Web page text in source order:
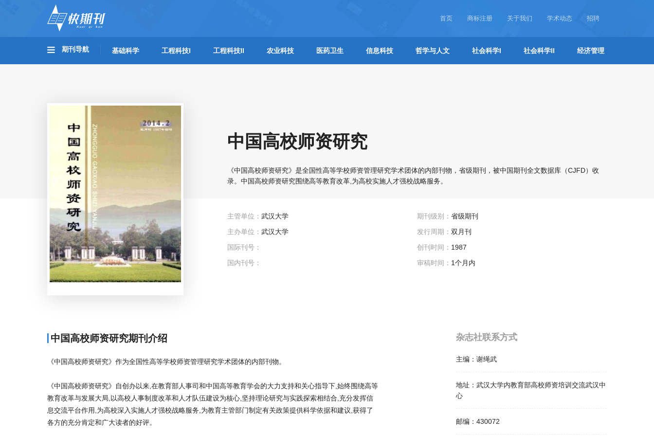
首页 商标注册 关于我们 学术动态 招聘
期刊导航 基础科学 工程科技I 工程科技II 农业科技 医药卫生 信息科技 哲学与人文 社会科学I 社会科学II 经济管理
中国高校师资研究
《中国高校师资研究》是全国性高等学校师资管理研究学术团体的内部刊物，省级期刊，被中国期刊全文数据库（CJFD）收
录。中国高校师资研究围绕高等教育改革,为高校实施人才强校战略服务。
主管单位： 武汉大学
主办单位： 武汉大学
国际刊号：
国内刊号：
期刊级别： 省级期刊
发行周期： 双月刊
创刊时间： 1987
审稿时间： 1个月内
中国高校师资研究期刊介绍
《中国高校师资研究》作为全国性高等学校师资管理研究学术团体的内部刊物。
《中国高校师资研究》自创办以来,在教育部人事司和中国高等教育学会的大力支持和关心指导下,始终围绕高等
教育改革与发展大局,以高校人事制度改革和人才队伍建设为核心,坚持理论研究与实践探索相结合,充分发挥信
息交流平台作用,为高校深入实施人才强校战略服务,为教育主管部门制定有关政策提供科学依据和建议,获得了
各方的充分肯定和广大读者的好评。
杂志社联系方式
主编： 谢绳武
地址： 武汉大学内教育部高校师资培训交流武汉中
心
邮编： 430072